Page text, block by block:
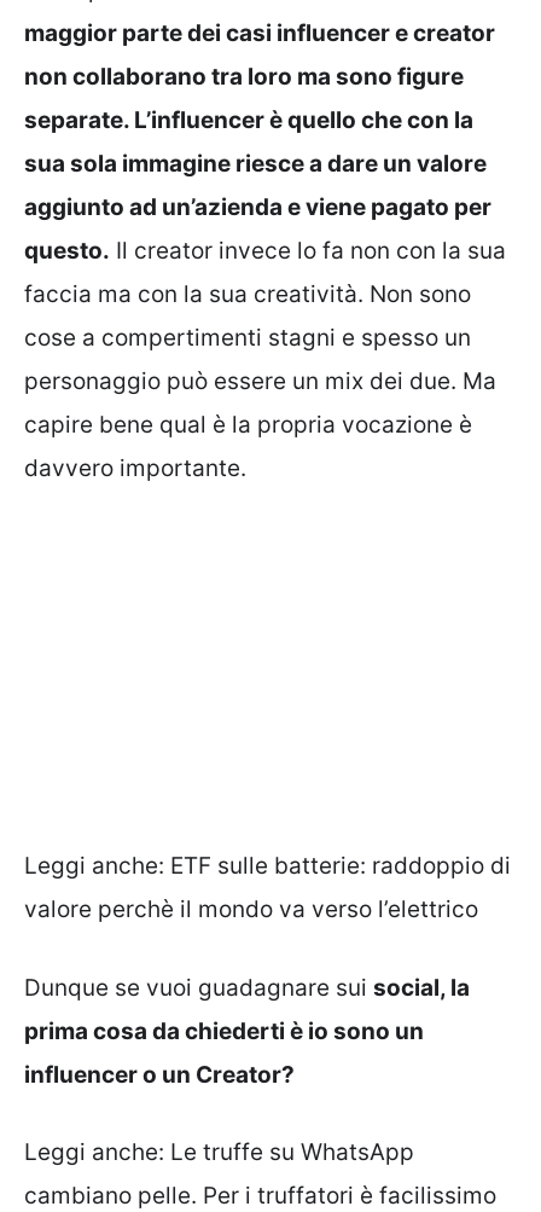
maggior parte dei casi influencer e creator
non collaborano tra loro ma sono figure
separate. L’influencer è quello che con la
sua sola immagine riesce a dare un valore
aggiunto ad un’azienda e viene pagato per
questo. Il creator invece lo fa non con la sua
faccia ma con la sua creatività. Non sono
cose a compertimenti stagni e spesso un
personaggio può essere un mix dei due. Ma
capire bene qual è la propria vocazione è
davvero importante.
Leggi anche: ETF sulle batterie: raddoppio di
valore perchè il mondo va verso l’elettrico
Dunque se vuoi guadagnare sui social, la
prima cosa da chiederti è io sono un
influencer o un Creator?
Leggi anche: Le truffe su WhatsApp
cambiano pelle. Per i truffatori è facilissimo